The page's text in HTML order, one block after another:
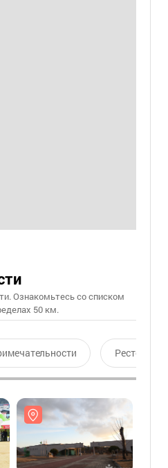
Ознакомьтесь со списком
50 км.
Ресторан